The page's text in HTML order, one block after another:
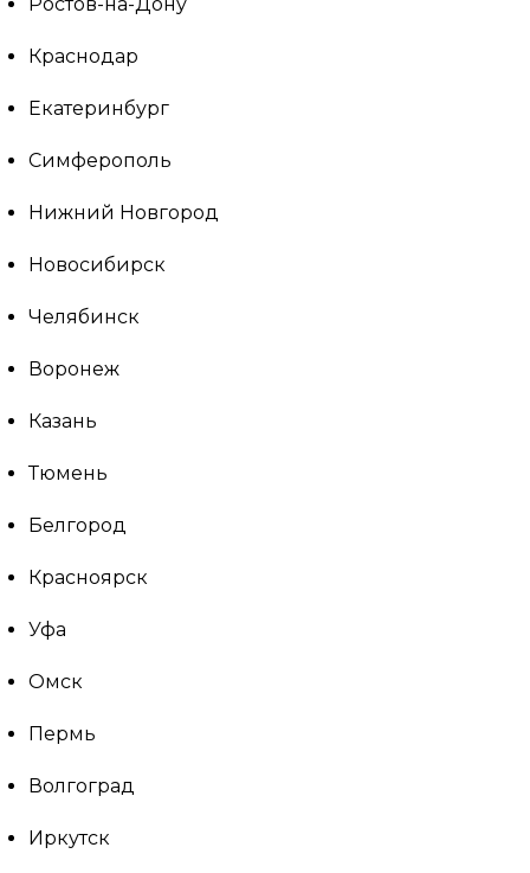
Краснодар
Екатеринбург
Симферополь
Нижний Новгород
Новосибирск
Челябинск
Воронеж
Казань
Тюмень
Белгород
Красноярск
Уфа
Омск
Пермь
Волгоград
Иркутск